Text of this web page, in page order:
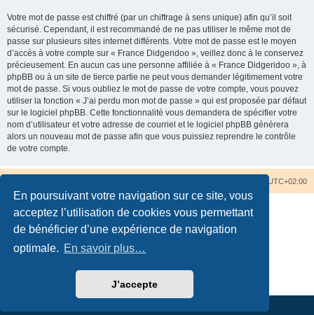
En poursuivant votre navigation sur ce site, vous
acceptez l’utilisation de cookies vous permettant
de bénéficier d’une expérience de navigation
optimale. En savoir plus…
J’accepte
Votre mot de passe est chiffré (par un chiffrage à sens unique) afin qu’il soit
sécurisé. Cependant, il est recommandé de ne pas utiliser le même mot de
passe sur plusieurs sites internet différents. Votre mot de passe est le moyen
d’accès à votre compte sur « France Didgeridoo », veillez donc à le conservez
précieusement. En aucun cas une personne affiliée à « France Didgeridoo », à
phpBB ou à un site de tierce partie ne peut vous demander légitimement votre
mot de passe. Si vous oubliez le mot de passe de votre compte, vous pouvez
utiliser la fonction « J’ai perdu mon mot de passe » qui est proposée par défaut
sur le logiciel phpBB. Cette fonctionnalité vous demandera de spécifier votre
nom d’utilisateur et votre adresse de courriel et le logiciel phpBB générera
alors un nouveau mot de passe afin que vous puissiez reprendre le contrôle
de votre compte.
UTC+02:00
Traduction française officielle©
Confidentialité